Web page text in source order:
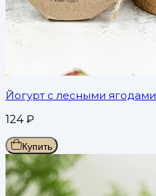
Йогурт с лесными ягодами
124₽
Купить